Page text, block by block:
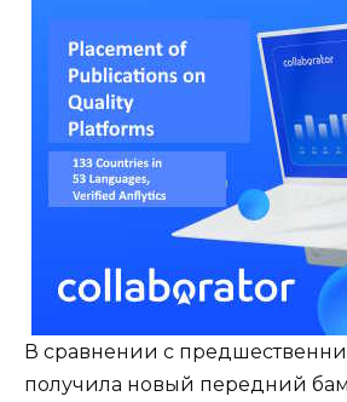
В сравнении с
получила новый передний